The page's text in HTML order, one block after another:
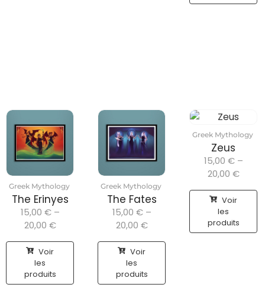
Greek Mythology
The Erinyes
15,00 € –
20,00 €
Voir
les
produits
Greek Mythology
The Fates
15,00 € –
20,00 €
Voir
les
produits
Greek Mythology
Zeus
15,00 € –
20,00 €
Voir
les
produits